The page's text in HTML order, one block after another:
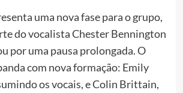
uma nova fase para o grupo,
do vocalista Chester Bennington
por uma pausa prolongada. O
com nova formação: Emily
os vocais, e Colin Brittain,